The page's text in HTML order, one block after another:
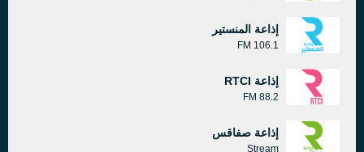
إذاعة المنستير
106.1 FM
إذاعة RTCI
88.2 FM
إذاعة صفاقس
Stream